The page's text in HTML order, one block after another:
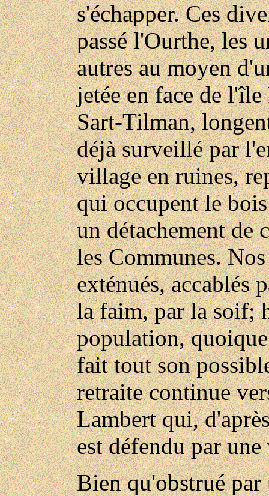
s'échapper. Ces
passé l'Ourthe, les
autres au moyen
jetée en face de l'île
Sart-Tilman,
déjà surveillé par
village en ruines,
qui occupent le
un détachement de
les Communes.
exténués, accablés
la faim, par la soif;
population,
fait tout son
retraite continue
Lambert qui,
est défendu par
Bien qu'obstrué par